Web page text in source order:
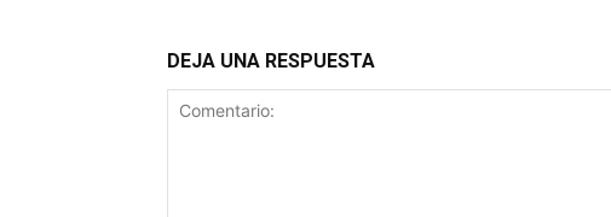
DEJA UNA RESPUESTA